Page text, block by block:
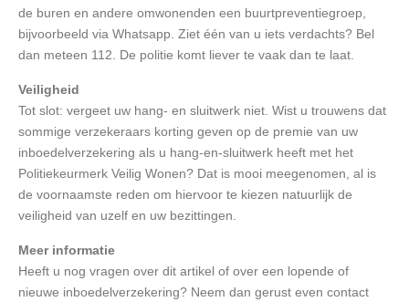
de buren en andere omwonenden een buurtpreventiegroep,
bijvoorbeeld via Whatsapp. Ziet één van u iets verdachts? Bel
dan meteen 112. De politie komt liever te vaak dan te laat.
Veiligheid
Tot slot: vergeet uw hang- en sluitwerk niet. Wist u trouwens dat
sommige verzekeraars korting geven op de premie van uw
inboedelverzekering als u hang-en-sluitwerk heeft met het
Politiekeurmerk Veilig Wonen? Dat is mooi meegenomen, al is
de voornaamste reden om hiervoor te kiezen natuurlijk de
veiligheid van uzelf en uw bezittingen.
Meer informatie
Heeft u nog vragen over dit artikel of over een lopende of
nieuwe inboedelverzekering? Neem dan gerust even contact